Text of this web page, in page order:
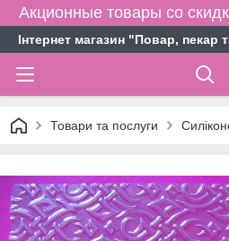
Акционные товары со
Інтернет магазин "Повар, пекар
Товари та послуги